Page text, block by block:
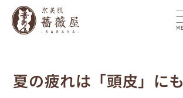
夏の疲れは「頭皮」にも